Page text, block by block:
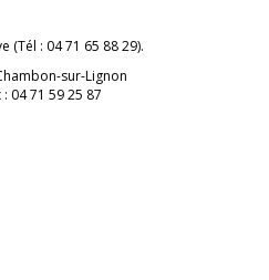
(Tél : 04 71 65 88 29).
sur-Lignon
04 71 59 25 87